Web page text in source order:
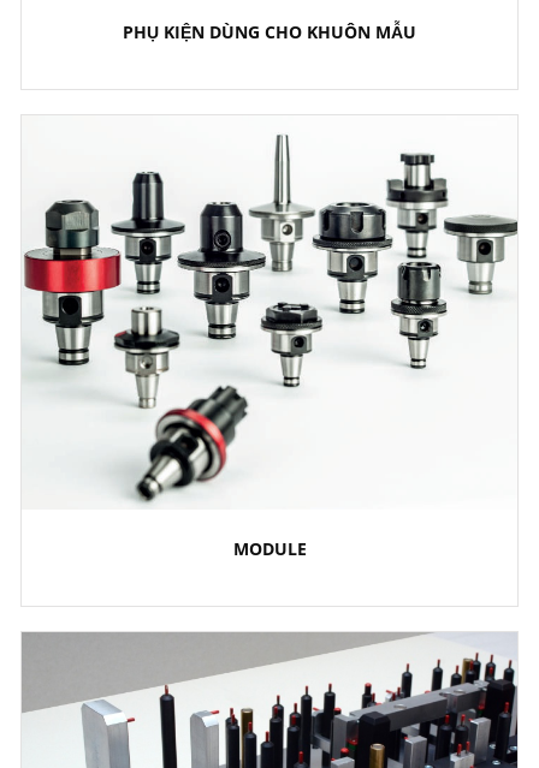
PHỤ KIỆN DÙNG CHO KHUÔN MẪU
MODULE